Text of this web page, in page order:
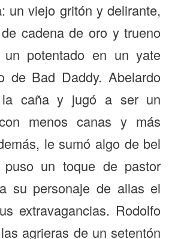
un viejo gritón y delirante,
cadena de oro y trueno
potentado en un yate
de Bad Daddy. Abelardo
caña y jugó a ser un
menos canas y más
le sumó algo de bel
un toque de pastor
su personaje de alias el
extravagancias. Rodolfo
agrieras de un setentón